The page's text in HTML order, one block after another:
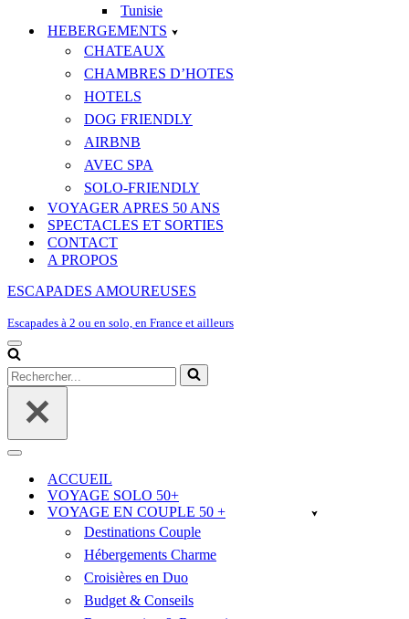
Tunisie
HEBERGEMENTS
CHATEAUX
CHAMBRES D’HOTES
HOTELS
DOG FRIENDLY
AIRBNB
AVEC SPA
SOLO-FRIENDLY
VOYAGER APRES 50 ANS
SPECTACLES ET SORTIES
CONTACT
A PROPOS
ESCAPADES AMOUREUSES
Escapades à 2 ou en solo, en France et ailleurs
Menu
de
navigation
Rechercher...
Menu
navigationACCUEIL
VOYAGE SOLO 50+
VOYAGE EN COUPLE 50 +
Destinations Couple
Hébergements Charme
Croisières en Duo
Budget & Conseils